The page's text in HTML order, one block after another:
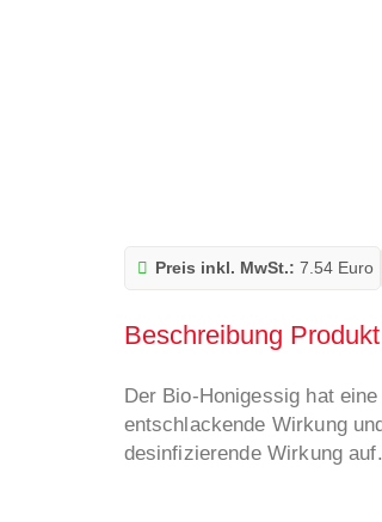
Preis inkl. MwSt.: 7.54 Euro
Beschreibung Produkt
Der Bio-Honigessig hat
entschlackende Wirkung
desinfizierende Wirkung